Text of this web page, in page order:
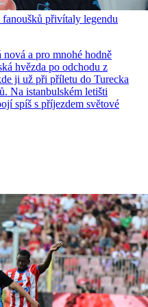
přivítaly legendu
nová a pro mnohé hodně
hvězda po odchodu z
ji už při příletu do Turecka
Na istanbulském letišti
spíš s příjezdem světové